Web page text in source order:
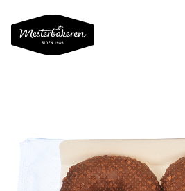
OM OSS
SORTIMENT